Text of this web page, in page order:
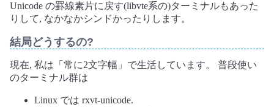
Unicode の罫線素片に戻す(libvte系の)ターミナルもあった
りして, なかなかシンドかったりします。
結局どうするの?
現在, 私は「常に2文字幅」で生活しています。 普段使い
のターミナル群は
Linux では rxvt-unicode.